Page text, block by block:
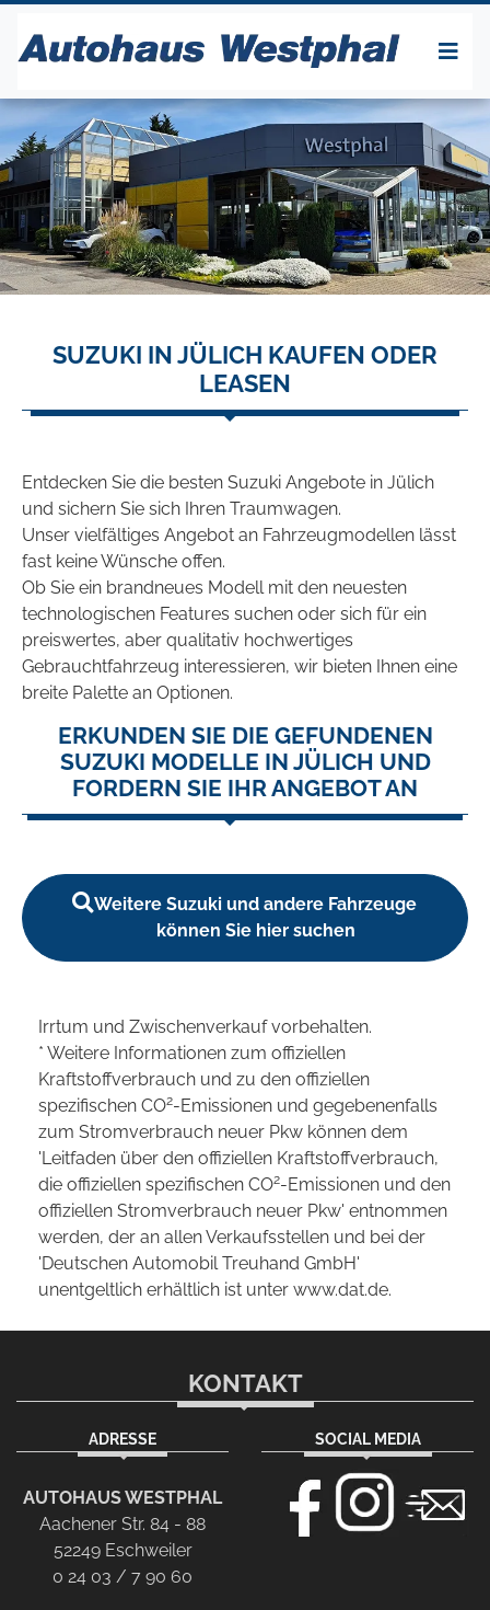
SUZUKI IN JÜLICH KAUFEN ODER
LEASEN
Entdecken Sie die besten Suzuki Angebote in Jülich
und sichern Sie sich Ihren Traumwagen.
Unser vielfältiges Angebot an Fahrzeugmodellen lässt
fast keine Wünsche offen.
Ob Sie ein brandneues Modell mit den neuesten
technologischen Features suchen oder sich für ein
preiswertes, aber qualitativ hochwertiges
Gebrauchtfahrzeug interessieren, wir bieten Ihnen eine
breite Palette an Optionen.
ERKUNDEN SIE DIE GEFUNDENEN
SUZUKI MODELLE IN JÜLICH UND
FORDERN SIE IHR ANGEBOT AN
Weitere Suzuki und andere Fahrzeuge
können Sie hier suchen
Irrtum und Zwischenverkauf vorbehalten.
* Weitere Informationen zum offiziellen
Kraftstoffverbrauch und zu den offiziellen
spezifischen CO2-Emissionen und gegebenenfalls
zum Stromverbrauch neuer Pkw können dem
'Leitfaden über den offiziellen Kraftstoffverbrauch,
die offiziellen spezifischen CO2-Emissionen und den
offiziellen Stromverbrauch neuer Pkw' entnommen
werden, der an allen Verkaufsstellen und bei der
'Deutschen Automobil Treuhand GmbH'
unentgeltlich erhältlich ist unter www.dat.de.
KONTAKT
ADRESSE
AUTOHAUS WESTPHAL
Aachener Str. 84 - 88
52249 Eschweiler
0 24 03 / 7 90 60
SOCIAL MEDIA